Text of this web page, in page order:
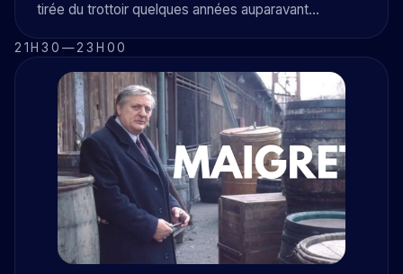
tirée du trottoir quelques années auparavant…
21H30 —23H00